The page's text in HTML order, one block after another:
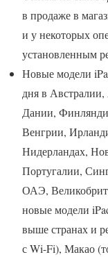
в продаже в
и у некоторых
установленным
Новые модели
дня в
Дании,
Венгрии,
Нидерландах,
Португалии,
ОАЭ,
новые модели
выше странах и
с Wi-Fi), Макао